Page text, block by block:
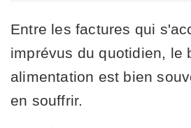
Entre les factures qui
imprévus du quotidien, le
alimentation est bien
en souffrir.